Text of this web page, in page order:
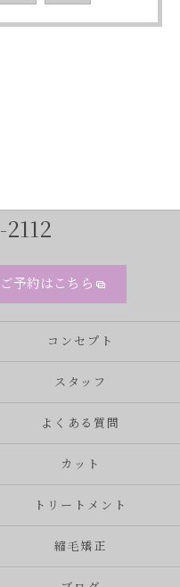
ご予約はこちら
コンセプト
スタッフ
よくある質問
カット
トリートメント
縮毛矯正